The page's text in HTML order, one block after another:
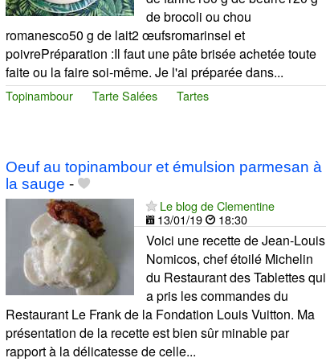
de brocoli ou chou
romanesco50 g de lait2 œufsromarinsel et
poivrePréparation :Il faut une pâte brisée achetée toute
faite ou la faire soi-même. Je l'ai préparée dans...
Topinambour Tarte Salées Tartes
Oeuf au topinambour et émulsion parmesan à
la sauge -
Le blog de Clementine
13/01/19
18:30
Voici une recette de Jean-Louis
Nomicos, chef étoilé Michelin
du Restaurant des Tablettes qui
a pris les commandes du
Restaurant Le Frank de la Fondation Louis Vuitton. Ma
présentation de la recette est bien sûr minable par
rapport à la délicatesse de celle...